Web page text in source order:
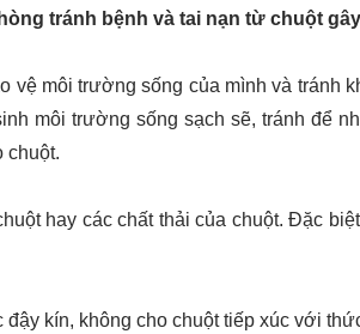
tránh bệnh và tai nạn từ chuột
vệ môi trường sống của mình và tránh
môi trường sống sạch sẽ, tránh để
chuột.
hay các chất thải của chuột. Đặc
kín, không cho chuột tiếp xúc với